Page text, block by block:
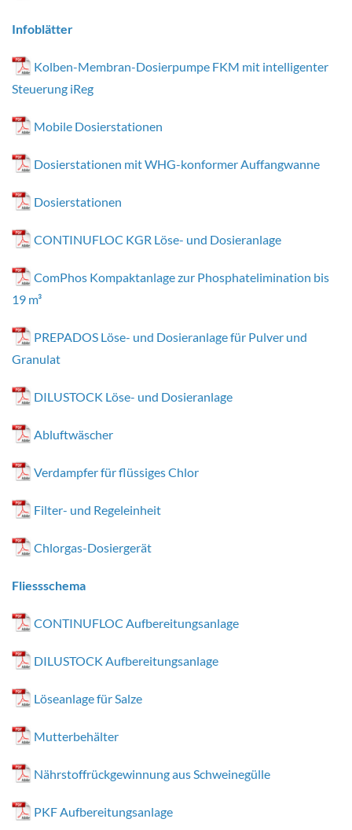
Infoblätter
Kolben-Membran-Dosierpumpe FKM mit intelligenter
Steuerung iReg
Mobile Dosierstationen
Dosierstationen mit WHG-konformer Auffangwanne
Dosierstationen
CONTINUFLOC KGR Löse- und Dosieranlage
ComPhos Kompaktanlage zur Phosphatelimination bis
19 m³
PREPADOS Löse- und Dosieranlage für Pulver und
Granulat
DILUSTOCK Löse- und Dosieranlage
Abluftwäscher
Verdampfer für flüssiges Chlor
Filter- und Regeleinheit
Chlorgas-Dosiergerät
Fliessschema
CONTINUFLOC Aufbereitungsanlage
DILUSTOCK Aufbereitungsanlage
Löseanlage für Salze
Mutterbehälter
Nährstoffrückgewinnung aus Schweinegülle
PKF Aufbereitungsanlage